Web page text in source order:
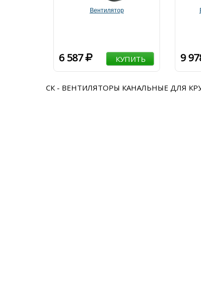
Вентилятор
6 587 КУПИТЬ 9
CК - ВЕНТИЛЯТОРЫ КАНАЛЬНЫЕ ДЛЯ